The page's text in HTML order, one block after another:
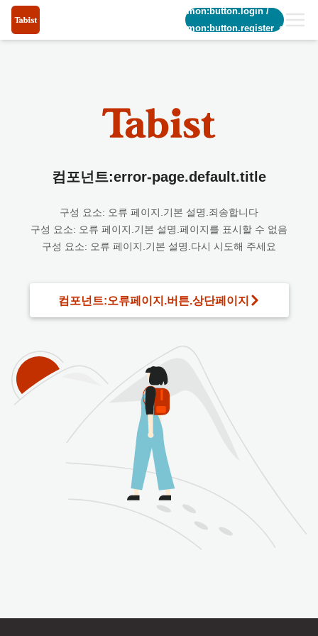
common:button.login/
common:button.register_short
컴포넌트:error-page.default.title
구성 요소: 오류 페이지.기본 설명.죄송합니다
구성 요소: 오류 페이지.기본 설명.페이지를 표시할 수 없음
구성 요소: 오류 페이지.기본 설명.다시 시도해 주세요
컴포넌트:오류페이지.버튼.상단페이지